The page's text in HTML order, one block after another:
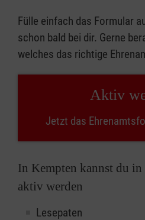
Fülle einfach das Formular
schon bald bei dir. Gerne
welches das richtige
Aktiv
Jetzt das
In Kempten kannst du in
aktiv werden
Lesepaten